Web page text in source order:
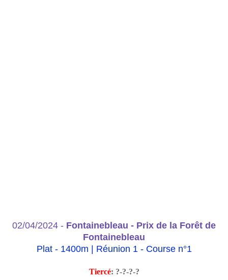
02/04/2024 - Fontainebleau - Prix de la Forêt de
Fontainebleau
Plat - 1400m | Réunion 1 - Course n°1
Tiercé: ?-?-?-?